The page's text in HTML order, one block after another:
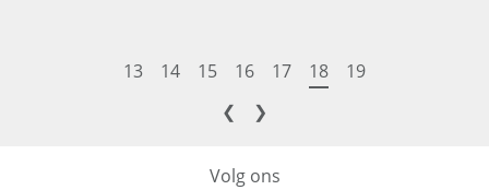
13 14 15 16 17 18
19
❮
❯
Volg ons